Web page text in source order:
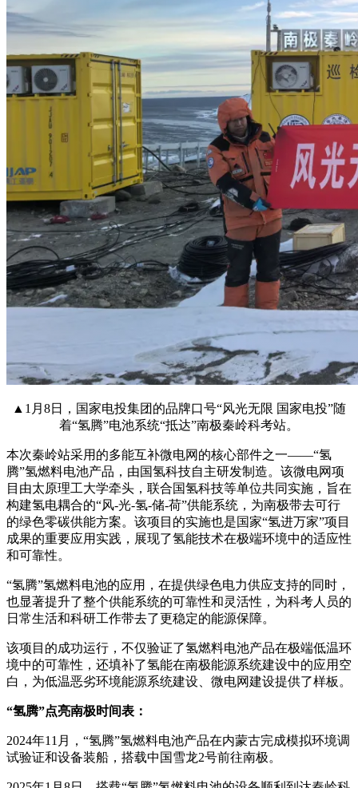
▲1月8日，国家电投集团的品牌口号“风光无限 国家电投”随
着“氢腾”电池系统“抵达”南极秦岭科考站。
本次秦岭站采用的多能互补微电网的核心部件之一——“氢
腾”氢燃料电池产品，由国氢科技自主研发制造。该微电网项
目由太原理工大学牵头，联合国氢科技等单位共同实施，旨在
构建氢电耦合的“风-光-氢-储-荷”供能系统，为南极带去可行
的绿色零碳供能方案。该项目的实施也是国家“氢进万家”项目
成果的重要应用实践，展现了氢能技术在极端环境中的适应性
和可靠性。
“氢腾”氢燃料电池的应用，在提供绿色电力供应支持的同时，
也显著提升了整个供能系统的可靠性和灵活性，为科考人员的
日常生活和科研工作带去了更稳定的能源保障。
该项目的成功运行，不仅验证了氢燃料电池产品在极端低温环
境中的可靠性，还填补了氢能在南极能源系统建设中的应用空
白，为低温恶劣环境能源系统建设、微电网建设提供了样板。
“氢腾”点亮南极时间表：
2024年11月，“氢腾”氢燃料电池产品在内蒙古完成模拟环境调
试验证和设备装船，搭载中国雪龙2号前往南极。